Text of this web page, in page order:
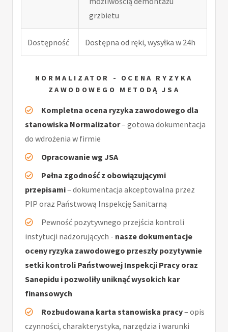
grzbietu
Dostępność Dostępna od ręki, wysyłka w 24h
NORMALIZATOR - OCENA RYZYKA
ZAWODOWEGO METODĄ JSA
Kompletna ocena ryzyka zawodowego dla
stanowiska Normalizator– gotowa dokumentacja
do wdrożenia w firmie
Opracowanie wg JSA
Pełna zgodność z obowiązującymi
przepisami– dokumentacja akceptowalna przez
PIP oraz Państwową Inspekcję Sanitarną
Pewność pozytywnego przejścia kontroli
instytucji nadzorujących - nasze dokumentacje
oceny ryzyka zawodowego przeszły pozytywnie
setki kontroli Państwowej Inspekcji Pracy oraz
Sanepidu i pozwoliły uniknąć wysokich kar
finansowych
Rozbudowana karta stanowiska pracy– opis
czynności, charakterystyka, narzędzia i warunki